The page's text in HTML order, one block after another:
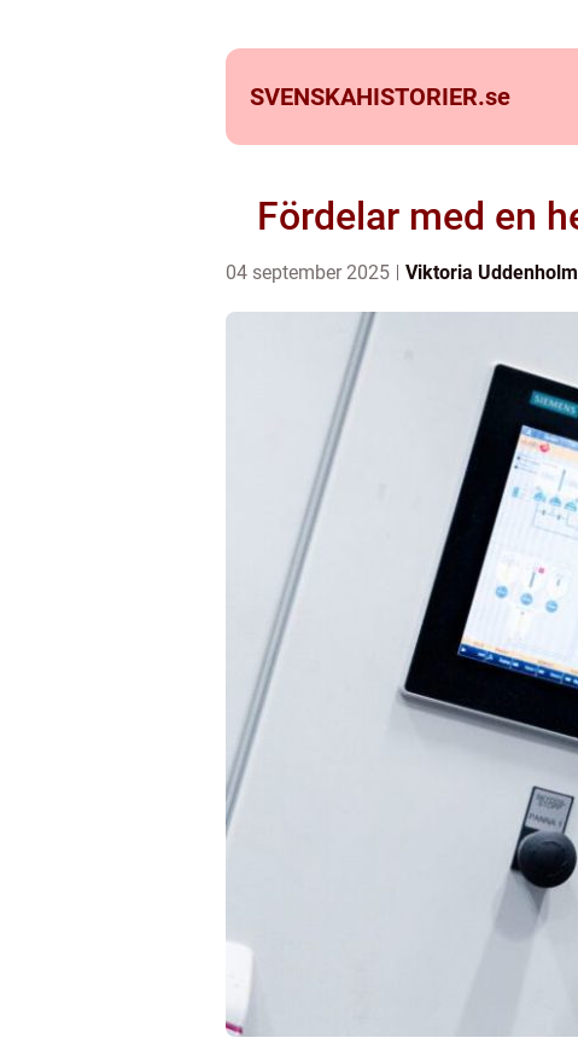
SVENSKAHISTORIER.se
Fördelar med en
04 september 2025 Viktoria Uddenholm